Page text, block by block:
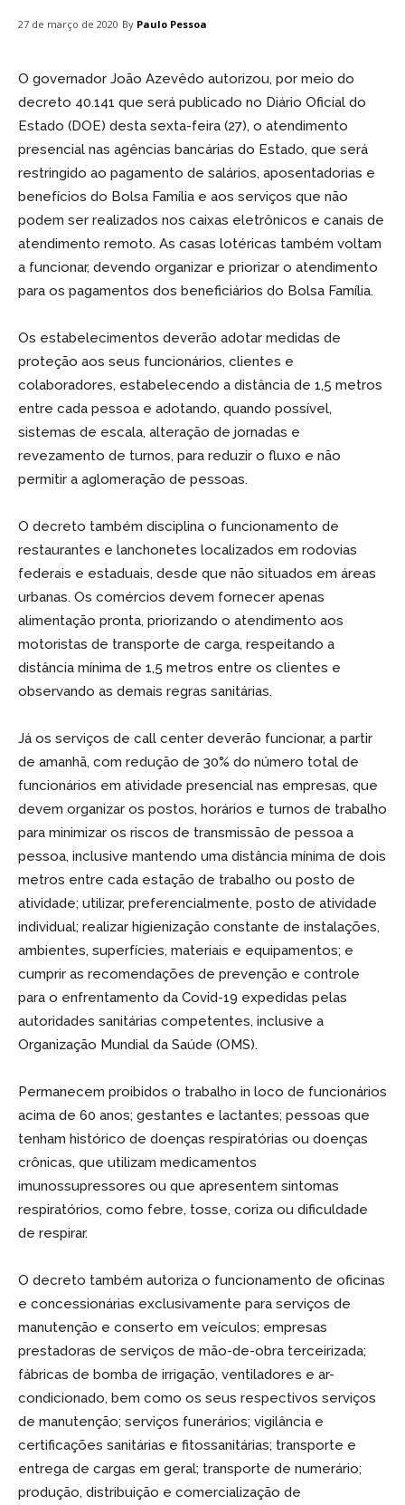
27 de março de 2020 By Paulo Pessoa
O governador João Azevêdo autorizou, por meio do
decreto 40.141 que será publicado no Diário Oficial do
Estado (DOE) desta sexta-feira (27), o atendimento
presencial nas agências bancárias do Estado, que será
restringido ao pagamento de salários, aposentadorias e
benefícios do Bolsa Família e aos serviços que não
podem ser realizados nos caixas eletrônicos e canais de
atendimento remoto. As casas lotéricas também voltam
a funcionar, devendo organizar e priorizar o atendimento
para os pagamentos dos beneficiários do Bolsa Família.
Os estabelecimentos deverão adotar medidas de
proteção aos seus funcionários, clientes e
colaboradores, estabelecendo a distância de 1,5 metros
entre cada pessoa e adotando, quando possível,
sistemas de escala, alteração de jornadas e
revezamento de turnos, para reduzir o fluxo e não
permitir a aglomeração de pessoas.
O decreto também disciplina o funcionamento de
restaurantes e lanchonetes localizados em rodovias
federais e estaduais, desde que não situados em áreas
urbanas. Os comércios devem fornecer apenas
alimentação pronta, priorizando o atendimento aos
motoristas de transporte de carga, respeitando a
distância mínima de 1,5 metros entre os clientes e
observando as demais regras sanitárias.
Já os serviços de call center deverão funcionar, a partir
de amanhã, com redução de 30% do número total de
funcionários em atividade presencial nas empresas, que
devem organizar os postos, horários e turnos de trabalho
para minimizar os riscos de transmissão de pessoa a
pessoa, inclusive mantendo uma distância mínima de dois
metros entre cada estação de trabalho ou posto de
atividade; utilizar, preferencialmente, posto de atividade
individual; realizar higienização constante de instalações,
ambientes, superfícies, materiais e equipamentos; e
cumprir as recomendações de prevenção e controle
para o enfrentamento da Covid-19 expedidas pelas
autoridades sanitárias competentes, inclusive a
Organização Mundial da Saúde (OMS).
Permanecem proibidos o trabalho in loco de funcionários
acima de 60 anos; gestantes e lactantes; pessoas que
tenham histórico de doenças respiratórias ou doenças
crônicas, que utilizam medicamentos
imunossupressores ou que apresentem sintomas
respiratórios, como febre, tosse, coriza ou dificuldade
de respirar.
O decreto também autoriza o funcionamento de oficinas
e concessionárias exclusivamente para serviços de
manutenção e conserto em veículos; empresas
prestadoras de serviços de mão-de-obra terceirizada;
fábricas de bomba de irrigação, ventiladores e ar-
condicionado, bem como os seus respectivos serviços
de manutenção; serviços funerários; vigilância e
certificações sanitárias e fitossanitárias; transporte e
entrega de cargas em geral; transporte de numerário;
produção, distribuição e comercialização de